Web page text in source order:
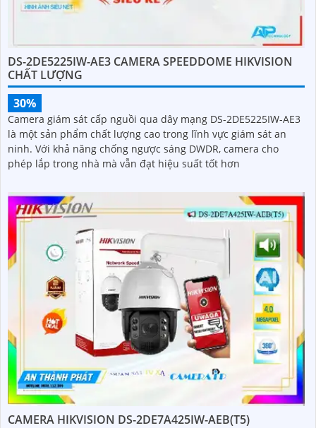
DS-2DE5225IW-AE3 CAMERA SPEEDDOME HIKVISION
CHẤT LƯỢNG
30%
Camera giám sát cấp nguồi qua dây mạng DS-2DE5225IW-AE3
là một sản phẩm chất lượng cao trong lĩnh vực giám sát an
ninh. Với khả năng chống ngược sáng DWDR, camera cho
phép lắp trong nhà mà vẫn đạt hiệu suất tốt hơn
CAMERA HIKVISION DS-2DE7A425IW-AEB(T5)